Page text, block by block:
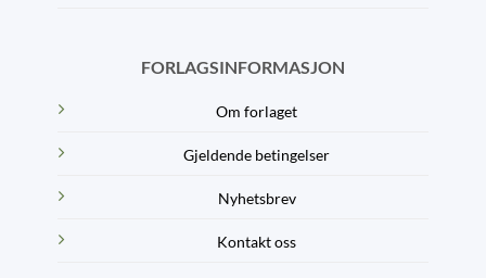
FORLAGSINFORMASJON
Om forlaget
Gjeldende betingelser
Nyhetsbrev
Kontakt oss